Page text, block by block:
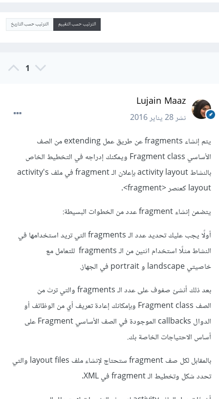
الترتيب حسب التقييم الترتيب حسب التاريخ
1
Lujain Maaz
نشر28 يناير 2016
يتم إنشاء fragments عن طريق عمل extending من الصف
الأساسي Fragment class ويمكنك إدراجه في التخطيط الخاص
بالنشاط activity layout بإعلان الـ
fragment
في ملف activity's
layout كعنصر <fragment>.
يتضمن إنشاءfragmentعدد من الخطوات البسيطة:
أولًا يجب عليك تحديد عدد الـfragments التي تريد استخدامها في
النشاط مثلًا استخدام اثنين من الـfragments للتعامل مع
خاصيتي landscape و portrait في الجهاز.
بعد ذلك أنشئ صفوف على عدد الـfragments والتي ترث من
الصف Fragment class وبإمكانك إعادة تعريف أي من الوظائف أو
الدوال callbacks الموجودة في الصف الأساسي
Fragmentعلى
أساس الاحتياجات الخاصة بك.
بالمقابل لكل صفfragment
ستحتاج لإنشاء ملف layout files والتي
تحدد شكل وتخطيط الـ fragment في XML.